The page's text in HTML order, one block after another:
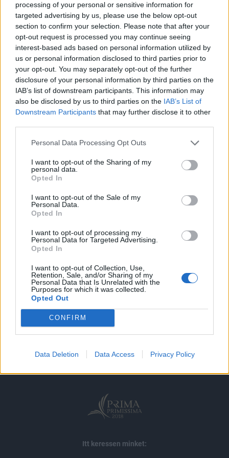
processing of your personal or sensitive information for
targeted advertising by us, please use the below opt-out
section to confirm your selection. Please note that after your
opt-out request is processed you may continue seeing
interest-based ads based on personal information utilized by
us or personal information disclosed to third parties prior to
your opt-out. You may separately opt-out of the further
disclosure of your personal information by third parties on the
IAB’s list of downstream participants. This information may
also be disclosed by us to third parties on the IAB’s List of
Downstream Participants that may further disclose it to other
Personal Data Processing Opt Outs
I want to opt-out of the Sharing of my
personal data.
Opted In
I want to opt-out of the Sale of my
Personal Data.
Opted In
I want to opt-out of processing my
Personal Data for Targeted Advertising.
Opted In
I want to opt-out of Collection, Use,
Retention, Sale, and/or Sharing of my
Personal Data that Is Unrelated with the
Purposes for which it was collected.
Opted Out
CONFIRM
Data Deletion Data Access Privacy Policy
jelenlegi kötvényvásárlási program lejáratát és volumenét.
Kína tovább csökkentette az irányadó kamatlábakat, annak
ellenére, hogy deklaráltan nem további hitelexpanzióval
szeretnék élénkíteni a gazdaságot....
KEDVES OLVASÓNK!
A keresett cikk a portfolio.hu hírarchívumához
tartozik, melynek olvasása előfizetéses
Az előfizetés a következőket tartalmazza:
Kötéslisták: BÉT elmúlt 2 év napon belüli
kötéslistái
MÁR ELŐFIZETŐNK VAGY?BEJELENTKEZÉS
impresszum
jogi nyilatkozat
süti beállítások
adatvédelem
szerzői jogok médiaajánlat
karrier
Itt keressen minket: